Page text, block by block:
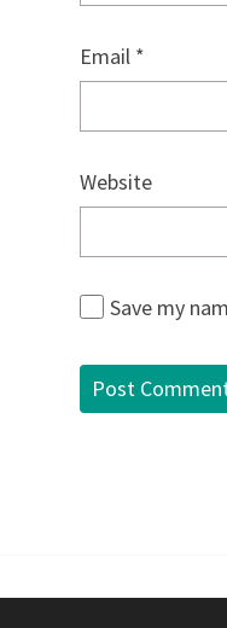
Email *
Website
Save my